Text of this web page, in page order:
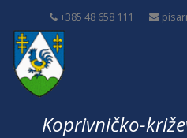
+385 48 658 111
Koprivničko-